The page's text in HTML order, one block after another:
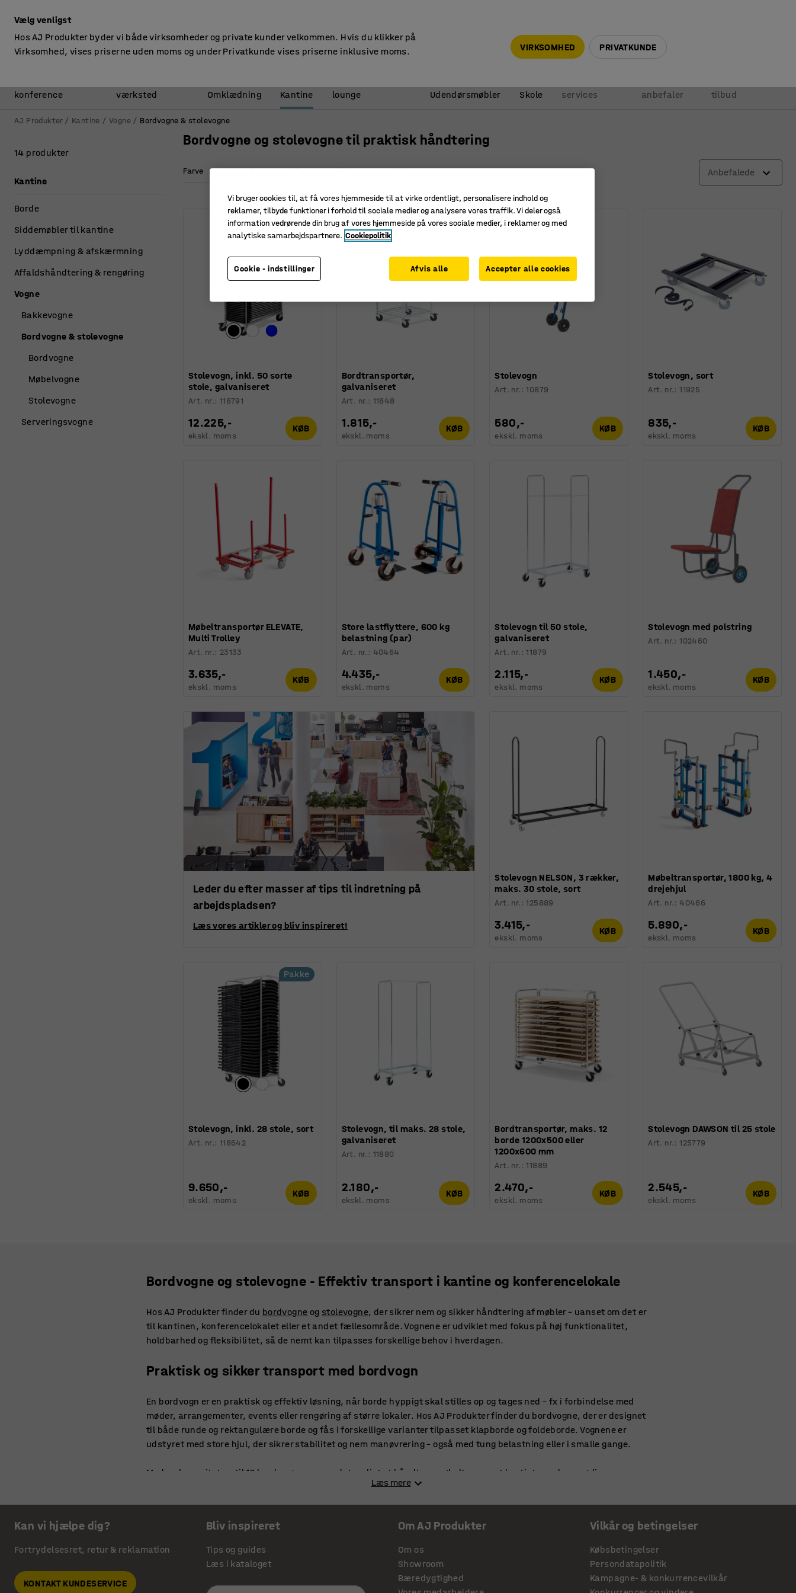
konference
værksted
Omklædning Kantine
lounge
Udendørsmøbler Skole
services
anbefaler
tilbud
AJ Produkter Kantine Vogne Bordvogne & stolevogne
Bordvogne og stolevogne til praktisk håndtering
Farve Længde Højde Dybde Materiale Vægt Anbefalede
Pakke
Stolevogn, inkl. 50 sorte
stole, galvaniseret
Art. nr.: 118791
12.225,-
ekskl. moms
KØB
Bordtransportør,
galvaniseret
Art. nr. : 11848
1.815,-
ekskl. moms
KØB
Stolevogn
Art. nr. :10879
580,-
ekskl. moms
KØB
Stolevogn, sort
Art. nr.:11925
835,-
ekskl. moms
KØB
Møbeltransportør ELEVATE,
Multi Trolley
Art. nr.: 23133
3.635,-
ekskl. moms
KØB
Store lastflyttere, 600 kg
belastning (par)
Art. nr. : 40464
4.435,-
ekskl. moms
KØB
Stolevogn til 50 stole,
galvaniseret
Art. nr. :11879
2.115,-
ekskl. moms
KØB
Stolevogn med polstring
Art. nr.:102460
1.450,-
ekskl. moms
KØB
Leder du efter masser af tips til indretning på
arbejdspladsen?
Læs vores artikler og bliv inspireret!
Stolevogn NELSON, 3 rækker,
maks. 30 stole, sort
Art. nr. :125889
3.415,-
ekskl. moms
KØB
Møbeltransportør, 1800 kg, 4
drejehjul
Art. nr.: 40466
5.890,-
ekskl. moms
KØB
Pakke
Stolevogn, inkl. 28 stole, sort
Art. nr.: 118642
9.650,-
ekskl. moms
KØB
Stolevogn, til maks. 28 stole,
galvaniseret
Art. nr. : 11880
2.180,-
ekskl. moms
KØB
Bordtransportør, maks. 12
borde 1200x500 eller
1200x600 mm
Art. nr. :11889
2.470,-
ekskl. moms
KØB
Stolevogn DAWSON til 25 stole
Art. nr.:125779
2.545,-
ekskl. moms
KØB
14 produkter
Kantine
Borde
Siddemøbler til kantine
Lyddæmpning & afskærmning
Affaldshåndtering & rengøring
Vogne
Bakkevogne
Bordvogne & stolevogne
Bordvogne
Møbelvogne
Stolevogne
Serveringsvogne
Bordvogne og stolevogne - Effektiv transport i kantine og konferencelokale
Hos AJ Produkter finder du bordvogne og stolevogne, der sikrer nem og sikker håndtering af møbler – uanset om det er
til kantinen, konferencelokalet eller et andet fællesområde. Vognene er udviklet med fokus på høj funktionalitet,
holdbarhed og fleksibilitet, så de nemt kan tilpasses forskellige behov i hverdagen.
Praktisk og sikker transport med bordvogn
En bordvogn er en praktisk og effektiv løsning, når borde hyppigt skal stilles op og tages ned – fx i forbindelse med
møder, arrangementer, events eller rengøring af større lokaler. Hos AJ Produkter finder du bordvogne, der er designet
til både runde og rektangulære borde og fås i forskellige varianter tilpasset klapborde og foldeborde. Vognene er
udstyret med store hjul, der sikrer stabilitet og nem manøvrering – også med tung belastning eller i smalle gange.
Med en kapacitet op til 12 borde gør vognene det muligt at håndtere møbeltransport hurtigt og uden unødig
belastning. Samtidig beskytter vognene bordene mod ridser og slitage under både flytning og opbevaring.
Flyt nemt stole med en specialdesignet stolevogn
En stolevogn gør det let at stable og transportere stole i et større antal på én gang, hvilket kan være en stor fordel i
kantiner, konferenceområder og undervisningslokaler, hvor møbler ofte skal flyttes eller opbevares. Vores stolevogne
fås både til stabelbare stole og foldestole og er udstyret med skridsikre belægninger og fastgørelsesløsninger, der
forhindrer stolene i at glide under transport.
Læs mere
Kan vi hjælpe dig?
Fortrydelsesret, retur & reklamation
KONTAKT KUNDESERVICE
Bliv inspireret
Tips og guides
Læs i kataloget
Om AJ Produkter
Om os
Showroom
Bæredygtighed
Vilkår og betingelser
Købsbetingelser
Persondatapolitik
Kampagne- & konkurrencevilkår
Vælg venligst
Hos AJ Produkter byder vi både virksomheder og private kunder velkommen. Hvis du klikker på
Virksomhed, vises priserne uden moms og under Privatkunde vises priserne inklusive moms.
VIRKSOMHED PRIVATKUNDE
Vi bruger cookies til, at få vores hjemmeside til at virke ordentligt, personalisere indhold og
reklamer, tilbyde funktioner i forhold til sociale medier og analysere vores traffik. Vi deler også
information vedrørende din brug af vores hjemmeside på vores sociale medier, i reklamer og med
analytiske samarbejdspartnere. Cookiepolitik
Cookie - indstillinger Afvis alle Accepter alle cookies